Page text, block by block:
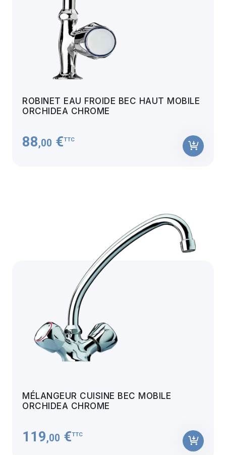
ROBINET EAU FROIDE BEC HAUT MOBILE
ORCHIDEA CHROME
88,00 €TTC
MÉLANGEUR CUISINE BEC MOBILE
ORCHIDEA CHROME
119,00 €TTC